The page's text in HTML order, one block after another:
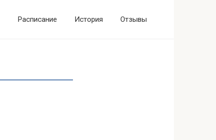
Расписание История Отзывы